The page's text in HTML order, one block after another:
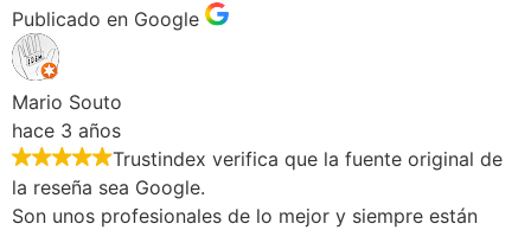
Publicado en Google
Mario Souto
hace 3 años
Trustindex verifica que la fuente original de
la reseña sea Google.
Son unos profesionales de lo mejor y siempre están